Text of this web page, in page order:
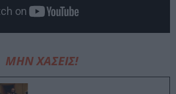
ΜΗΝ ΧΑΣΕΙΣ!